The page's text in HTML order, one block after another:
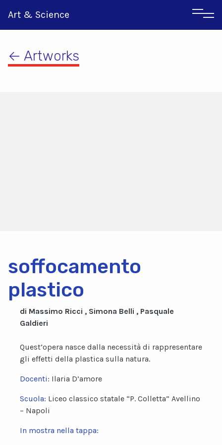
Art & Science
← Artworks
soffocamento
plastico
di Massimo Ricci , Simona Belli , Pasquale
Galdieri
Quest’opera nasce dalla necessità di rappresentare
gli effetti della plastica sulla natura.
Docenti: Ilaria D’amore
Scuola: Liceo classico statale “P. Colletta” Avellino
– Napoli
In mostra nella tappa: